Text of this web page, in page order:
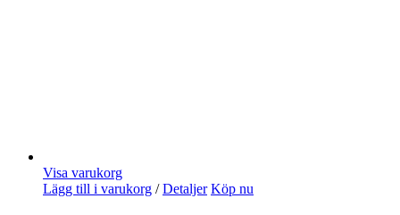
Visa varukorg
Lägg till i varukorg / Detaljer Köp nu